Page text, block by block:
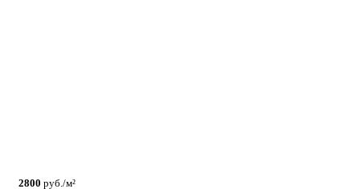
2800 руб./м²